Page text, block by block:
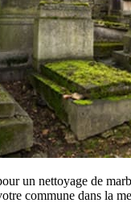
un nettoyage de
commune dans la